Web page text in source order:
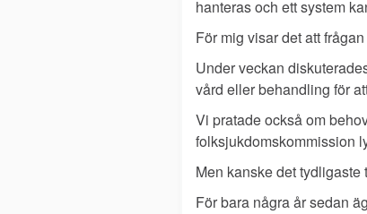
hanteras och ett system
För mig visar det att
Under veckan
vård eller behandling för
Vi pratade också om
folksjukdomskommission
Men kanske det tydligaste
För bara några år sedan